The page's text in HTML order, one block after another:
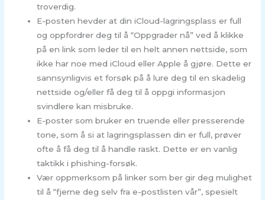
troverdig.
E-posten hevder at din iCloud-lagringsplass er full
og oppfordrer deg til å “Oppgrader nå” ved å klikke
på en link som leder til en helt annen nettside, som
ikke har noe med iCloud eller Apple å gjøre. Dette er
sannsynligvis et forsøk på å lure deg til en skadelig
nettside og/eller få deg til å oppgi informasjon
svindlere kan misbruke.
E-poster som bruker en truende eller presserende
tone, som å si at lagringsplassen din er full, prøver
ofte å få deg til å handle raskt. Dette er en vanlig
taktikk i phishing-forsøk.
Vær oppmerksom på linker som ber gir deg mulighet
til å “fjerne deg selv fra e-postlisten vår”, spesielt